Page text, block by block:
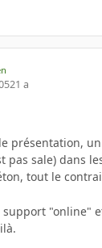
21 a
présentation,
pas sale) dans
tout le
support "online"